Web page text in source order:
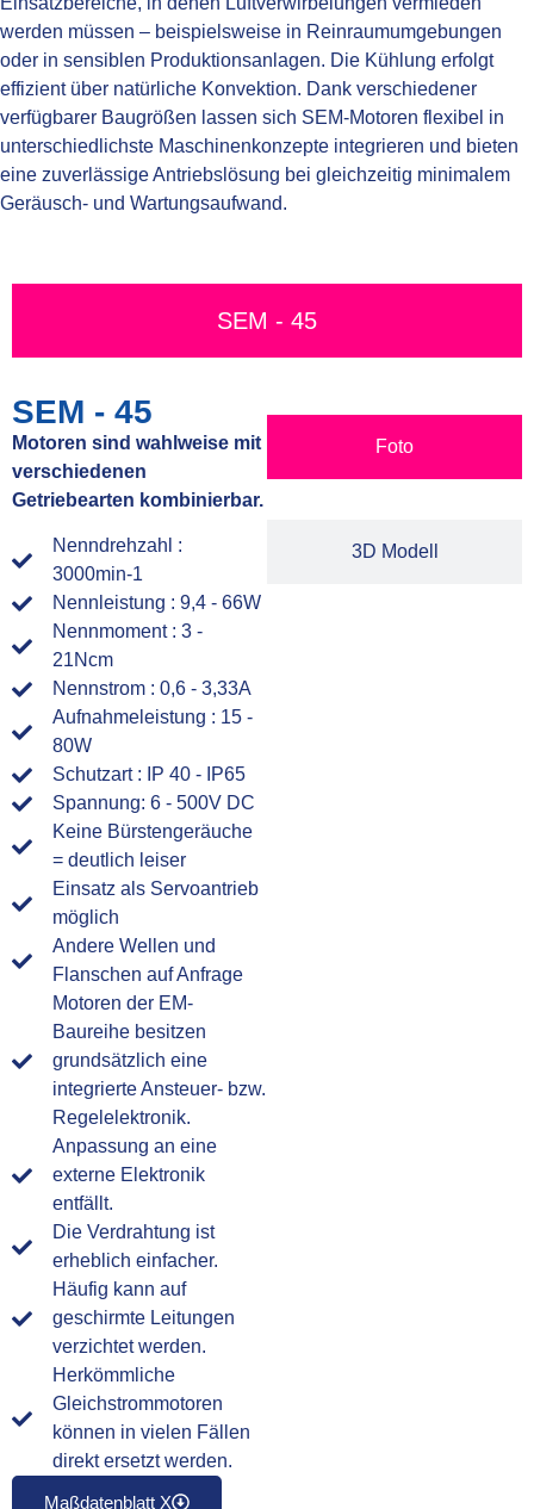
werden müssen – beispielsweise in Reinraumumgebungen
oder in sensiblen Produktionsanlagen. Die Kühlung erfolgt
effizient über natürliche Konvektion. Dank verschiedener
verfügbarer Baugrößen lassen sich SEM-Motoren flexibel in
unterschiedlichste Maschinenkonzepte integrieren und bieten
eine zuverlässige Antriebslösung bei gleichzeitig minimalem
Geräusch- und Wartungsaufwand.
SEM - 45
SEM - 45
Motoren sind wahlweise mit
verschiedenen
Getriebearten kombinierbar.
Nenndrehzahl :
3000min-1
Nennleistung : 9,4 - 66W
Nennmoment : 3 -
21Ncm
Nennstrom : 0,6 - 3,33A
Aufnahmeleistung : 15 -
80W
Schutzart : IP 40 - IP65
Spannung: 6 - 500V DC
Keine Bürstengeräuche
= deutlich leiser
Einsatz als Servoantrieb
möglich
Andere Wellen und
Flanschen auf Anfrage
Motoren der EM-
Baureihe besitzen
grundsätzlich eine
integrierte Ansteuer- bzw.
Regelelektronik.
Anpassung an eine
externe Elektronik
entfällt.
Die Verdrahtung ist
erheblich einfacher.
Häufig kann auf
geschirmte Leitungen
verzichtet werden.
Herkömmliche
Gleichstrommotoren
können in vielen Fällen
direkt ersetzt werden.
Maßdatenblatt X
Foto
3D Modell